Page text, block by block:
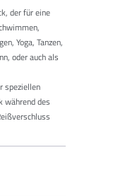
der für eine
Yoga, Tanzen,
oder auch als
speziellen
während des